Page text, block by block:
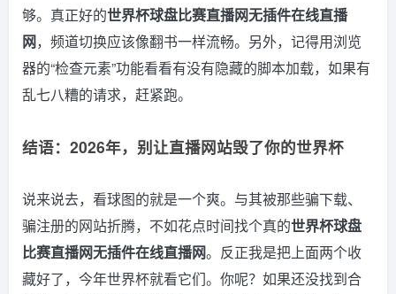
够。真正好的世界杯球盘比赛直播网无插件在线直播
网，频道切换应该像翻书一样流畅。另外，记得用浏览
器的“检查元素”功能看看有没有隐藏的脚本加载，如果有
乱七八糟的请求，赶紧跑。
结语：2026年，别让直播网站毁了你的世界杯
说来说去，看球图的就是一个爽。与其被那些骗下载、
骗注册的网站折腾，不如花点时间找个真的世界杯球盘
比赛直播网无插件在线直播网。反正我是把上面两个收
藏好了，今年世界杯就看它们。你呢？如果还没找到合